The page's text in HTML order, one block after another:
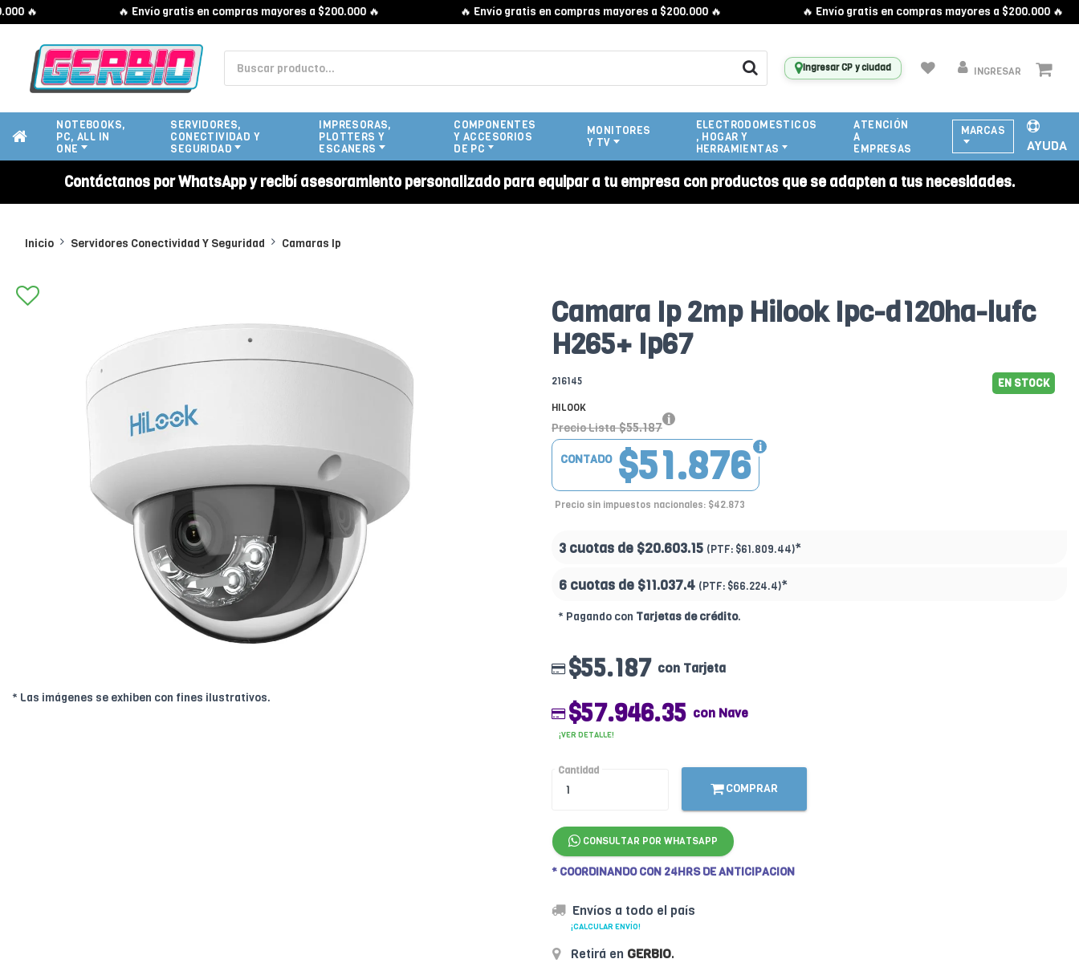
🔥 Envío gratis en compras mayores a $200.000 🔥 🔥 Envío gratis en compras mayores a $200.000 🔥 🔥 Envío gratis en compras mayores a $200.000 🔥
Ingresar CP y ciudad INGRESAR
NOTEBOOKS,
PC, ALL IN
ONE
SERVIDORES,
CONECTIVIDAD Y
SEGURIDAD
IMPRESORAS,
PLOTTERS Y
ESCANERS
COMPONENTES
Y ACCESORIOS
DE PC
MONITORES
Y TV
ELECTRODOMESTICOS
, HOGAR Y
HERRAMIENTAS
ATENCIÓN
A
EMPRESAS
MARCAS
AYUDA
Contáctanos por WhatsApp y recibí asesoramiento personalizado para equipar a tu empresa con productos que se adapten a tus necesidades.
Inicio Servidores Conectividad Y Seguridad Camaras Ip
* Las imágenes se exhiben con fines ilustrativos.
Camara Ip 2mp Hilook Ipc-d120ha-lufc
H265+ Ip67
216145 EN STOCK
HILOOK
Precio Lista $55.187
$51.876
CONTADO
Precio sin impuestos nacionales: $42.873
3 cuotas de $20.603.15 (PTF: $61.809.44)*
6 cuotas de $11.037.4 (PTF: $66.224.4)*
* Pagando con Tarjetas de crédito.
$55.187 con Tarjeta
$57.946.35 con Nave
¡VER DETALLE!
Cantidad
COMPRAR
CONSULTAR POR WHATSAPP
* COORDINANDO CON 24HRS DE ANTICIPACION
Envíos a todo el país
¡CALCULAR ENVÍO!
Retirá en GERBIO.